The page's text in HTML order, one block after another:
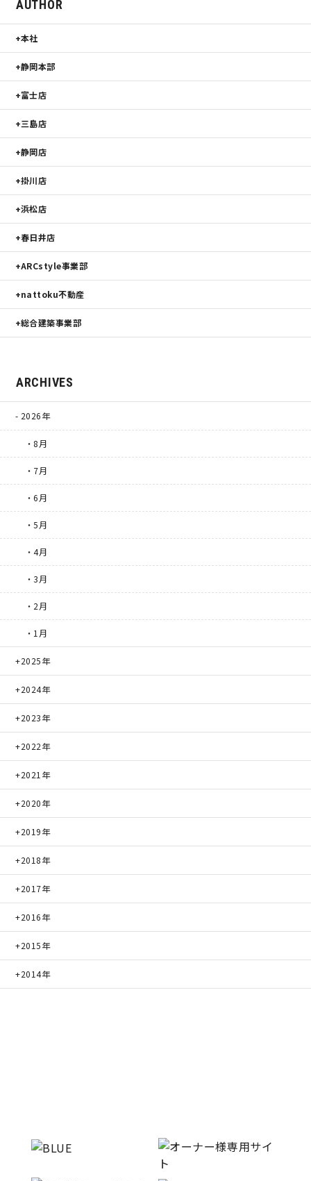
AUTHOR
本社
静岡本部
富士店
三島店
静岡店
掛川店
浜松店
春日井店
ARCstyle事業部
nattoku不動産
総合建築事業部
ARCHIVES
2026年
・8月
・7月
・6月
・5月
・4月
・3月
・2月
・1月
2025年
2024年
2023年
2022年
2021年
2020年
2019年
2018年
2017年
2016年
2015年
2014年